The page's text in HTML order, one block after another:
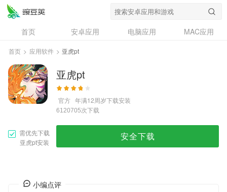
首页 安卓应用 电脑应用
MAC应用
资讯
专题
问答
首页 > 应用软件 > 亚虎pt
亚虎pt
官方 年满12周岁下载安装
6120705次下载
需优先下载
亚虎pt安装
安全下载
小编点评